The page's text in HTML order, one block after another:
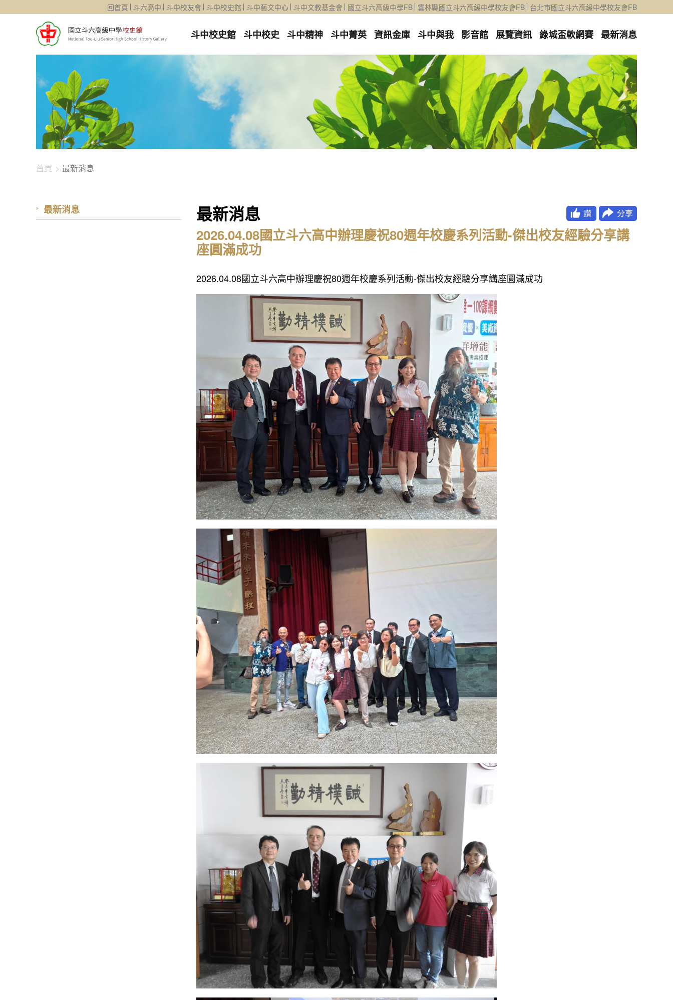
回首頁 斗六高中 斗中校友會 斗中校史館 斗中藝文中心 斗中文教基金會 國立斗六高級中學FB 雲林縣國立斗六高級中學校友會FB 台北市國立斗六高級中學校友會FB
斗中校史館 斗中校史 斗中精神 斗中菁英 資訊金庫 斗中與我 影音館 展覽資訊 綠城盃軟網賽 最新消息
首頁 最新消息
最新消息 最新消息
2026.04.08國立斗六高中辦理慶祝80週年校慶系列活動-傑出校友經驗分享講
座圓滿成功
2026.04.08國立斗六高中辦理慶祝80週年校慶系列活動-傑出校友經驗分享講座圓滿成功